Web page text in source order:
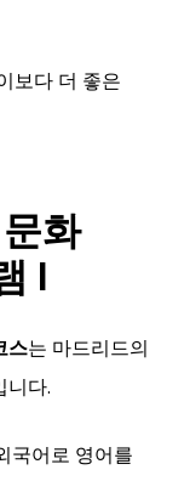
보다 더 좋은
화
I
스는 마드리드의
니다.
국어로 영어를